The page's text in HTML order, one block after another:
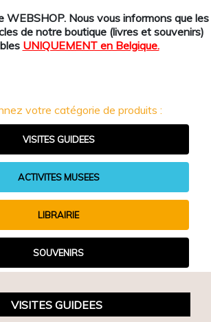
WEBSHOP. Nous vous informons que les
de notre boutique (livres et souvenirs)
UNIQUEMENT en Belgique.
votre catégorie de produits :
VISITES GUIDEES
ACTIVITES MUSEES
LIBRAIRIE
SOUVENIRS
VISITES GUIDEES